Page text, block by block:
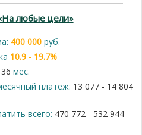
любые цели»
400 000руб.
10.9 - 19.7%
36 мес.
платеж: 13 077 - 14 804
всего: 470 772 - 532 944